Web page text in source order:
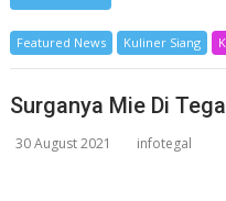
Featured News Kuliner Siang
Surganya Mie Di
30 August 2021 infotegal